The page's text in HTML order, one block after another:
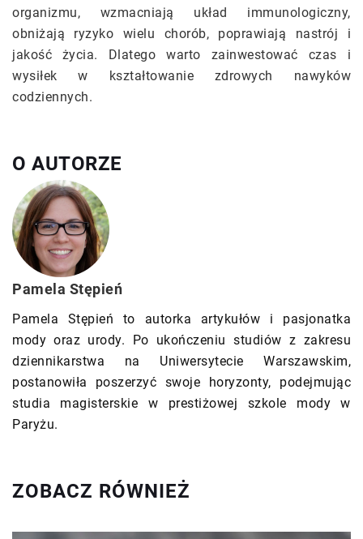
organizmu, wzmacniają układ immunologiczny,
obniżają ryzyko wielu chorób, poprawiają nastrój i
jakość życia. Dlatego warto zainwestować czas i
wysiłek w kształtowanie zdrowych nawyków
codziennych.
O AUTORZE
Pamela Stępień
Pamela Stępień to autorka artykułów i pasjonatka
mody oraz urody. Po ukończeniu studiów z zakresu
dziennikarstwa na Uniwersytecie Warszawskim,
postanowiła poszerzyć swoje horyzonty, podejmując
studia magisterskie w prestiżowej szkole mody w
Paryżu.
ZOBACZ RÓWNIEŻ